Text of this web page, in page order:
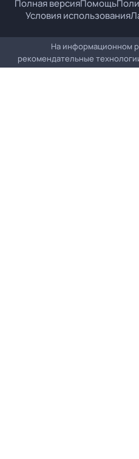
Полная версияПомощь
Условия использования
На информационном
рекомендательные